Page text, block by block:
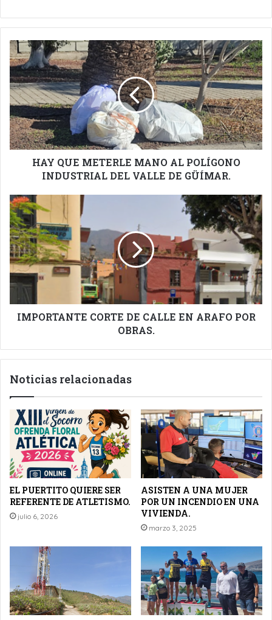
HAY
QUE
METERLE
MANO
AL
POLÍGONO
INDUSTRIAL
DEL
VALLE
HAY QUE METERLE MANO AL POLÍGONO
INDUSTRIAL DEL VALLE DE GÜÍMAR.
IMPORTANTE
CORTE
DE
CALLE
EN
ARAFO
POR
OBRAS.
IMPORTANTE CORTE DE CALLE EN ARAFO POR
OBRAS.
Noticias relacionadas
EL PUERTITO QUIERE SER
REFERENTE DE ATLETISMO.
julio 6, 2026
ASISTEN A UNA MUJER
POR UN INCENDIO EN UNA
VIVIENDA.
marzo 3, 2025